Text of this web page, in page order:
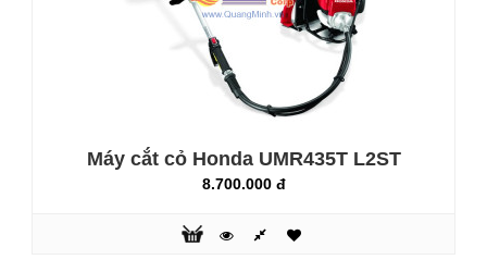
Máy cắt cỏ Honda GX35
Máy cắt cỏ Honda UMR435T L2ST
8.700.000 đ